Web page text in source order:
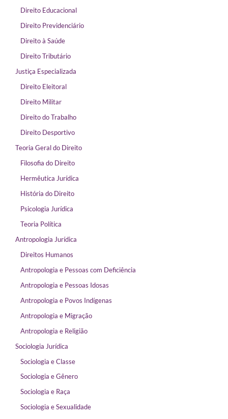
Direito Educacional
Direito Previdenciário
Direito à Saúde
Direito Tributário
Justiça Especializada
Direito Eleitoral
Direito Militar
Direito do Trabalho
Direito Desportivo
Teoria Geral do Direito
Filosofia do Direito
Hermêutica Jurídica
História do Direito
Psicologia Jurídica
Teoria Política
Antropologia Jurídica
Direitos Humanos
Antropologia e Pessoas com Deficiência
Antropologia e Pessoas Idosas
Antropologia e Povos Indígenas
Antropologia e Migração
Antropologia e Religião
Sociologia Jurídica
Sociologia e Classe
Sociologia e Gênero
Sociologia e Raça
Sociologia e Sexualidade